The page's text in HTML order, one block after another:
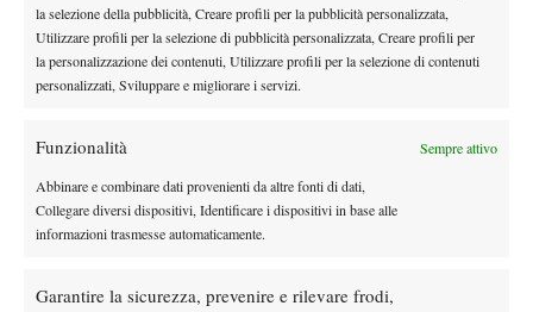
la selezione della pubblicità, Creare profili per la pubblicità personalizzata,
Utilizzare profili per la selezione di pubblicità personalizzata, Creare profili per
la personalizzazione dei contenuti, Utilizzare profili per la selezione di contenuti
personalizzati, Sviluppare e migliorare i servizi.
Funzionalità Sempre attivo
Abbinare e combinare dati provenienti da altre fonti di dati,
Collegare diversi dispositivi, Identificare i dispositivi in base alle
informazioni trasmesse automaticamente.
Garantire la sicurezza, prevenire e rilevare frodi,
A differenza di Berrettini, fuori di sole 4 posizioni dall’entrata
diretta nel tabellone di Wimbledon,Arnaldi non dovrà fare
richiesta di wild card,né sperare in qualche ritiro: il ligure era
dunque dentro di 7 posti.